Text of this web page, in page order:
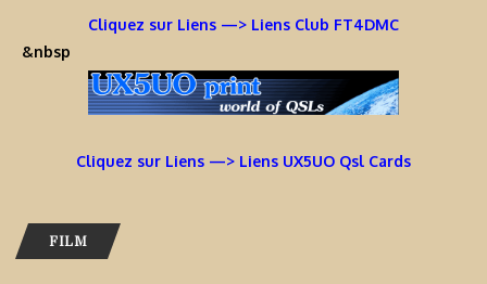
Cliquez sur Liens —> Liens Club FT4DMC
&nbsp
Cliquez sur Liens —> Liens UX5UO Qsl Cards
FILM